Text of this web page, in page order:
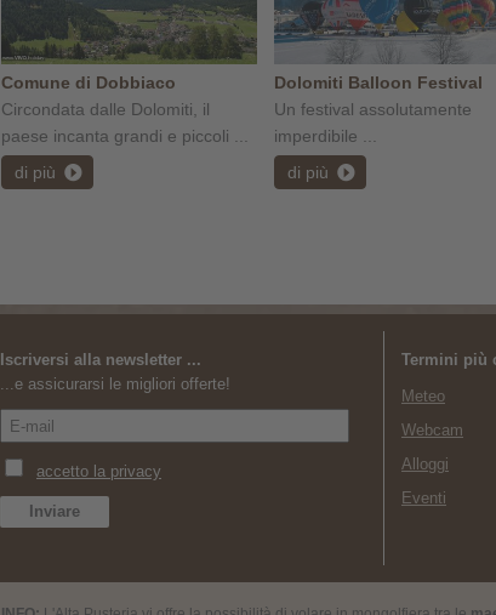
Comune di Dobbiaco
Circondata dalle Dolomiti, il
paese incanta grandi e piccoli ...
di più
Dolomiti Balloon Festival
Un festival assolutamente
imperdibile ...
di più
Iscriversi alla newsletter ...
...e assicurarsi le migliori offerte!
Termini più
Meteo
Webcam
Alloggi
Eventi